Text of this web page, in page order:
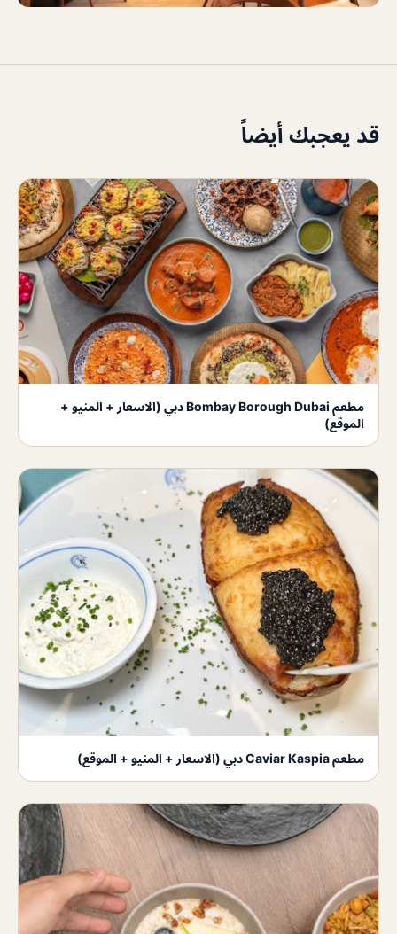
قد يعجبك أيضاً
مطعم Bombay Borough Dubai دبي (الاسعار + المنيو +
الموقع)
مطعم Caviar Kaspia دبي (الاسعار + المنيو + الموقع)